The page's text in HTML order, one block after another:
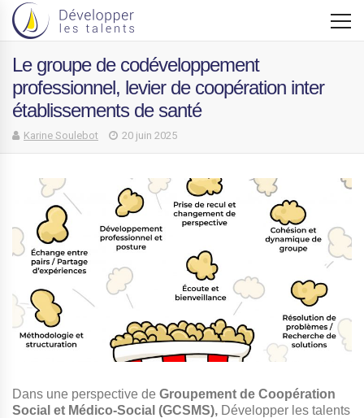
Le groupe de codéveloppement
professionnel, levier de coopération inter
établissements de santé
Karine Soulebot 20 juin 2025
Dans une perspective de Groupement de Coopération
Social et Médico-Social (GCSMS), Développer les talents